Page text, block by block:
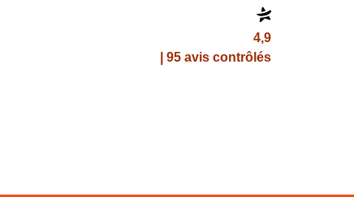
4,9
| 95 avis contrôlés